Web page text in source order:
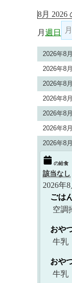
8月 2026
月 週 日 月
2026年8
2026年8
2026年8
2026年8
2026年8
2026年8
2026年8
の給食
該当なし
2026年8
ごは
空調
おや
牛乳
おや
牛乳